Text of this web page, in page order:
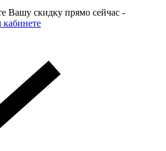
Вашу скидку прямо сейчас -